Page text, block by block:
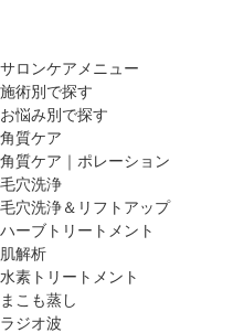
サロンケアメニュー
施術別で探す
お悩み別で探す
角質ケア
角質ケア｜ポレーション
毛穴洗浄
毛穴洗浄＆リフトアップ
ハーブトリートメント
肌解析
水素トリートメント
まこも蒸し
ラジオ波